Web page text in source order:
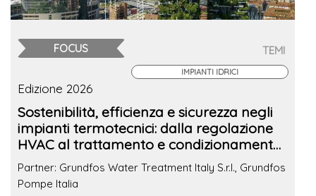
FOCUS TEMI
IMPIANTI IDRICI
Edizione 2026
Sostenibilità, efficienza e sicurezza negli
impianti termotecnici: dalla regolazione
HVAC al trattamento e condizionamento
dell'acqua negli edifici commerciali
Partner: Grundfos Water Treatment Italy S.r.l., Grundfos
Pompe Italia